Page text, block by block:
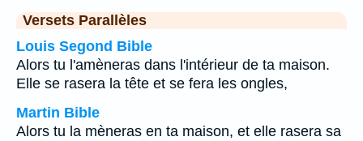
Versets Parallèles
Louis Segond Bible
Alors tu l'amèneras dans l'intérieur de ta maison.
Elle se rasera la tête et se fera les ongles,
Martin Bible
Alors tu la mèneras en ta maison, et elle rasera sa